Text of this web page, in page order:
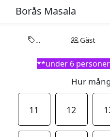
Borås Masala
(Minst 40
personer ring
till restaurang
Gäst
**under 6
Hur
11 12